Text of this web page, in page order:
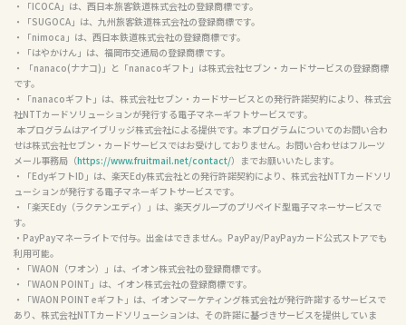
・「ICOCA」は、西日本旅客鉄道株式会社の登録商標です。
・「SUGOCA」は、九州旅客鉄道株式会社の登録商標です。
・「nimoca」は、西日本鉄道株式会社の登録商標です。
・「はやかけん」は、福岡市交通局の登録商標です。
・ 「nanaco(ナナコ)」と「nanacoギフト」は株式会社セブン・カードサービスの登録商標
です。
・「nanacoギフト」は、株式会社セブン・カードサービスとの発行許諾契約により、株式会
社NTTカードソリューションが発行する電子マネーギフトサービスです。
せは株式会社セブン・カードサービスではお受けしておりません。お問い合わせはフルーツ
メール事務局（https://www.fruitmail.net/contact/）までお願いいたします。
・「EdyギフトID」は、楽天Edy株式会社との発行許諾契約により、株式会社NTTカードソリ
ューションが発行する電子マネーギフトサービスです。
・「楽天Edy（ラクテンエディ）」は、楽天グループのプリペイド型電子マネーサービスで
す。
・PayPayマネーライトで付与。出金はできません。PayPay/PayPayカード公式ストアでも
利用可能。
・「WAON（ワオン）」は、イオン株式会社の登録商標です。
・「WAON POINT」は、イオン株式会社の登録商標です。
・「WAON POINT eギフト」は、イオンマーケティング株式会社が発行許諾するサービスで
あり、株式会社NTTカードソリューションは、その許諾に基づきサービスを提供していま